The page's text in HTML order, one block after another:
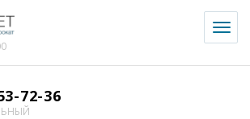
72-36